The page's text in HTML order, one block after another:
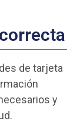
de tarjeta
y